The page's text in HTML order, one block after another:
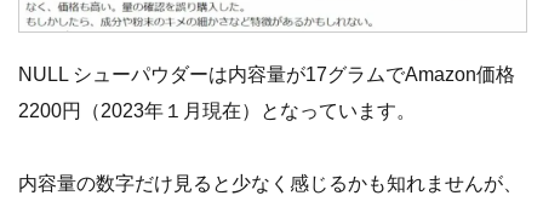
NULL シューパウダーは内容量が17グラムでAmazon価格
2200円（2023年１月現在）となっています。
内容量の数字だけ見ると少なく感じるかも知れませんが、